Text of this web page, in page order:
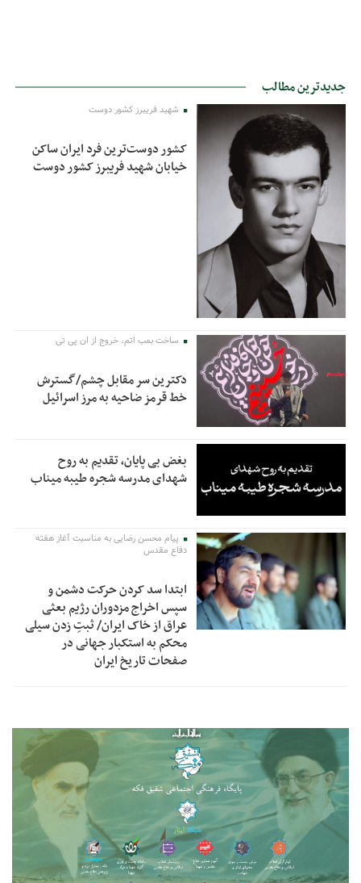
جدیدترین مطالب
شهید فریبرز کشور دوست
کشور دوست‌ترین فرد ایران ساکن
خیابان شهید فریبرز کشور دوست
ساخت بمب اتم، خروج از ان پی تی
دکترین سر مقابل چشم/گسترش
خط قرمز ضاحیه به مرز اسرائیل
بغض بی پایان، تقدیم به روح
شهدای مدرسه شجره طیبه میناب
پیام محسن رضایی به مناسبت آغاز هفته
دفاع مقدس
ابتدا سد کردن حرکت دشمن و
سپس اخراج مزدوران رژیم بعثی
عراق از خاک ایران/ ثبتِ زدن سیلی
محکم به استکبار جهانی در
صفحات تاریخ ایران